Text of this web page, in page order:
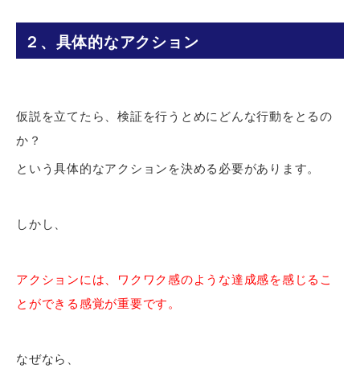
２、具体的なアクション
仮説を立てたら、検証を行うとめにどんな行動をとるの
か？
という具体的なアクションを決める必要があります。
しかし、
アクションには、ワクワク感のような達成感を感じるこ
とができる感覚が重要です。
なぜなら、